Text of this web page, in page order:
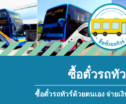
ซื้อตั๋วรถทัว
ซื้อตั๋วรถทัวร์ด้วยตนเอง จ่ายเ